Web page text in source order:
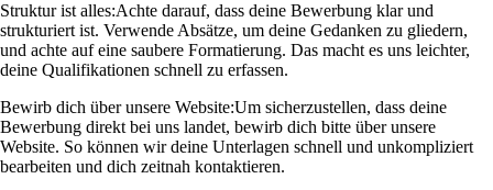
Struktur ist alles:Achte darauf, dass deine Bewerbung klar und
strukturiert ist. Verwende Absätze, um deine Gedanken zu gliedern,
und achte auf eine saubere Formatierung. Das macht es uns leichter,
deine Qualifikationen schnell zu erfassen.
Bewirb dich über unsere Website:Um sicherzustellen, dass deine
Bewerbung direkt bei uns landet, bewirb dich bitte über unsere
Website. So können wir deine Unterlagen schnell und unkompliziert
bearbeiten und dich zeitnah kontaktieren.